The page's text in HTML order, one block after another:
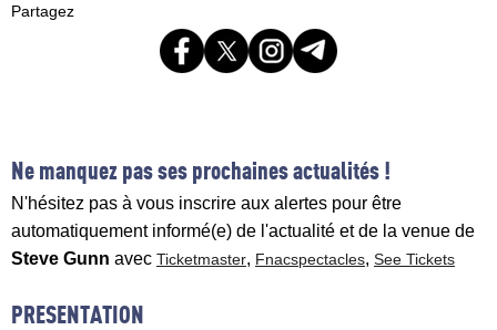
Partagez
Ne manquez pas ses prochaines actualités !
N'hésitez pas à vous inscrire aux alertes pour être
automatiquement informé(e) de l'actualité et de la venue de
Steve Gunn avec Ticketmaster, Fnacspectacles, See Tickets
PRESENTATION